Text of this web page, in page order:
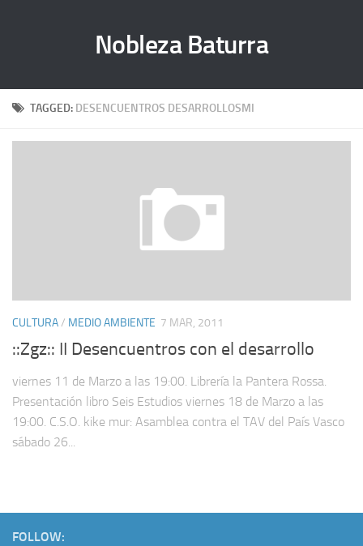
Nobleza Baturra
TAGGED: DESENCUENTROS DESARROLLOSMI
CULTURA/ MEDIO AMBIENTE 7 MAR, 2011
::Zgz:: II Desencuentros con el desarrollo
viernes 11 de Marzo a las 19:00. Librería la Pantera Rossa.
Presentación libro Seis Estudios viernes 18 de Marzo a las
19:00. C.S.O. kike mur: Asamblea contra el TAV del País Vasco
sábado 26...
FOLLOW: